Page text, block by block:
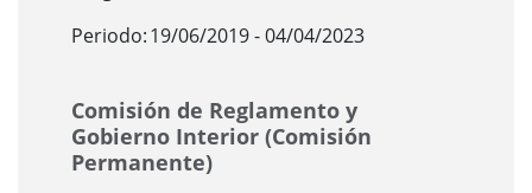
Periodo:19/06/2019 - 04/04/2023
Comisión de Reglamento y
Gobierno Interior (Comisión
Permanente)